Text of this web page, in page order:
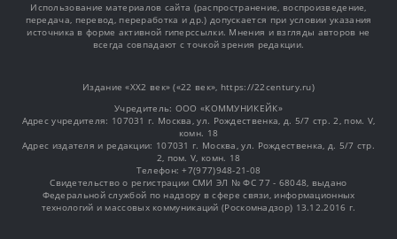
Использование материалов сайта (распространение, воспроизведение,
передача, перевод, переработка и др.) допускается при условии указания
источника в форме активной гиперссылки. Мнения и взгляды авторов не
всегда совпадают с точкой зрения редакции.
Издание «XX2 век» («22 век», https://22century.ru)
Учредитель: OOO «КОММУНИКЕЙК»
Адрес учредителя: 107031 г. Москва, ул. Рождественка, д. 5/7 стр. 2, пом. V,
комн. 18
Адрес издателя и редакции: 107031 г. Москва, ул. Рождественка, д. 5/7 стр.
2, пом. V, комн. 18
Телефон: +7(977)948-21-08
Свидетельство о регистрации СМИ ЭЛ № ФС 77 - 68048, выдано
Федеральной службой по надзору в сфере связи, информационных
технологий и массовых коммуникаций (Роскомнадзор) 13.12.2016 г.